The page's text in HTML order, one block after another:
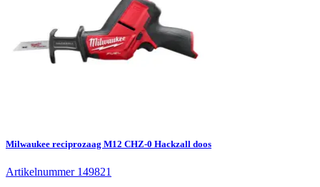
Milwaukee reciprozaag M12 CHZ-0 Hackzall doos
Artikelnummer 149821